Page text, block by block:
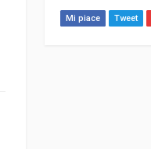
Mi piace Tweet